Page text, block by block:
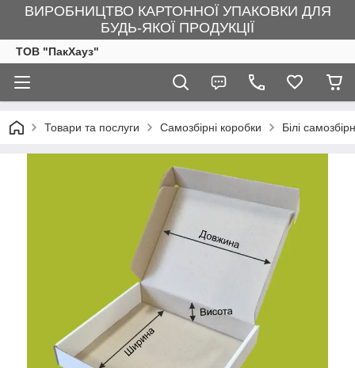
ВИРОБНИЦТВО КАРТОННОЇ УПАКОВКИ ДЛЯ
БУДЬ-ЯКОЇ ПРОДУКЦІЇ
ТОВ "ПакХауз"
Товари та послуги Самозбірні коробки Білі